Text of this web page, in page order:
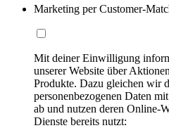
Marketing per Customer-
Mit deiner Einwilligung
unserer Website über
Produkte. Dazu gleichen wir
personenbezogenen Daten
ab und nutzen deren Online-
Dienste bereits nutzt: